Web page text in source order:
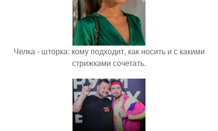
Челка - шторка: кому подходит, как носить и с какими
стрижками сочетать.